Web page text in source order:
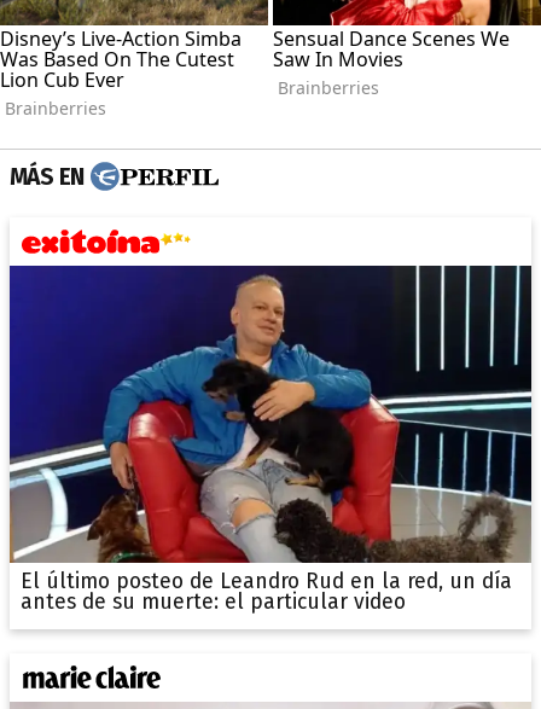
MÁS EN
El último posteo de Leandro Rud en la red, un día
antes de su muerte: el particular video